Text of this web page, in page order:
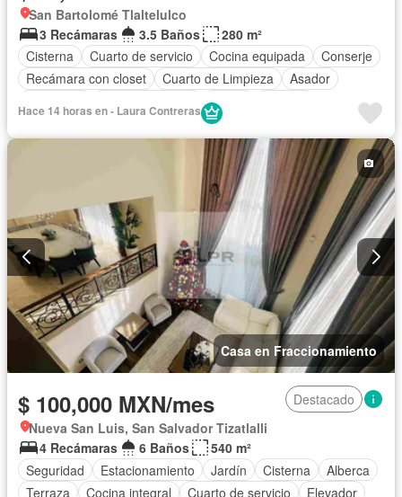
San Bartolomé Tlaltelulco
3 Recámaras
3.5 Baños
280 m²
Cisterna
Cuarto de servicio Cocina equipada
Conserje
Recámara con closet
Cuarto de Limpieza
Asador
Jardín
Permite mascotas
Sin amueblar
Hace 14 horas en - Laura Contreras
Casa en Fraccionamiento
$ 100,000 MXN/mes
Destacado
Nueva San Luis, San Salvador Tizatlalli
4 Recámaras
6 Baños
540 m²
Seguridad
Estacionamiento Jardín Cisterna
Alberca
Terraza
Cocina integral Cuarto de servicio
Elevador